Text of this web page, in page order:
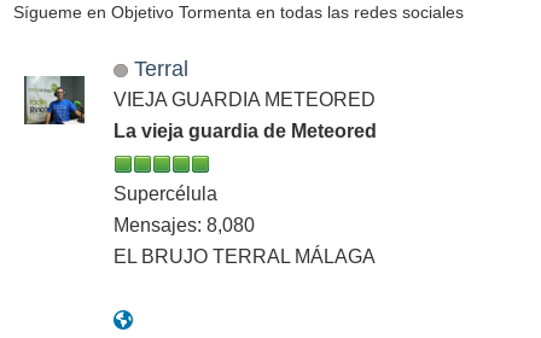
Sígueme en Objetivo Tormenta en todas las redes sociales
Terral
VIEJA GUARDIA METEORED
La vieja guardia de Meteored
Supercélula
Mensajes: 8,080
EL BRUJO TERRAL MÁLAGA